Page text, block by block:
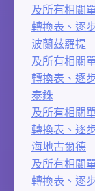
及所有相關
轉換表、逐
波蘭茲羅提
及所有相關
轉換表、逐
泰銖
及所有相關
轉換表、逐
海地古爾德
及所有相關
轉換表、逐